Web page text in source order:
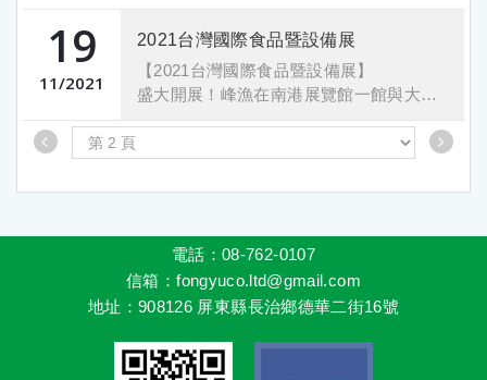
。
9：00-12：30，在該校海洋科技大樓舉辦
「110年度技專校院高等教育深耕成果發表
馬公市長葉竹林、楊曜立委辦公室段湘玲
特助、縣府人事處長陳榮雄等地方領袖均
出席致賀，場面盛大。
在地產業、社區、中小學的合作，或是與
臺灣各大企業簽訂產學合作MOU、爭取捐
贈獎助學金、提供學生實習機會及落實產
學合作，如該校本日活動在現場與峰漁公
司簽訂海上箱網養殖技術與場域規劃設計
的MOU、隔日與富宸公司簽訂智慧養殖計
欲知詳情請至南港展覽館二館Q307a現場
等你哦 !
這幾天就來 #2021臺灣國際漁業展 找我們
展場資訊
2021臺灣國際漁業展 | 臺灣智慧農業週
好時‧好物 ，趁週末天冷冷趕緊來找我們喝
個熱熱的魚湯跟好吃的魚丸吧！
魚丸，歡迎大家來參觀選購！
市集優惠價格及各式組合免運！
市集最後兩天快快來 #冬季小農市集｜山
展場資訊
忠孝sogo 12F
冬季小農市集｜山海裡的鮮味舖
19
11 2021
2021台灣國際食品暨設備展
【2021台灣國際食品暨設備展】
盛大開展！峰漁在南港展覽館一館與大家
相見唷！現場販售鱸魚四寶，水餃、高
湯、魚排、魚丸，歡迎大家來參觀選購！
趕緊來 #2021台灣國際食品暨設備展 找我
展場資訊
2021.11.19~2021.11.22
南港展覽館一館1F
電話：08-762-0107
信箱 ：fongyuco.ltd@gmail.com
地址 ：908126 屏東縣長治鄉德華二街16號